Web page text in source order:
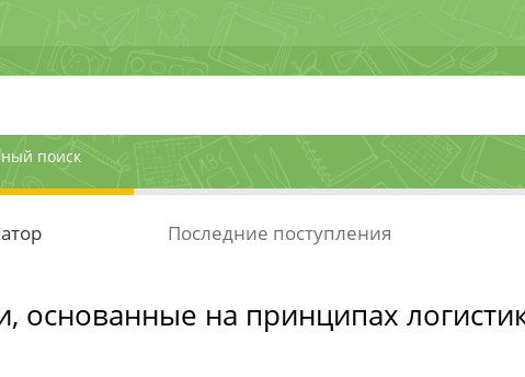
поиск
Последние поступления
основанные на принципах